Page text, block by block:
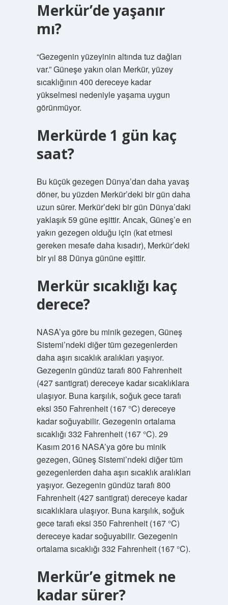
Merkür’de yaşanır
mı?
“Gezegenin yüzeyinin altında tuz dağları
var.” Güneşe yakın olan Merkür, yüzey
sıcaklığının 400 dereceye kadar
yükselmesi nedeniyle yaşama uygun
görünmüyor.
Merkürde 1 gün kaç
saat?
Bu küçük gezegen Dünya’dan daha yavaş
döner, bu yüzden Merkür’deki bir gün daha
uzun sürer. Merkür’deki bir gün Dünya’daki
yaklaşık 59 güne eşittir. Ancak, Güneş’e en
yakın gezegen olduğu için (kat etmesi
gereken mesafe daha kısadır), Merkür’deki
bir yıl 88 Dünya gününe eşittir.
Merkür sıcaklığı kaç
derece?
NASA’ya göre bu minik gezegen, Güneş
Sistemi’ndeki diğer tüm gezegenlerden
daha aşırı sıcaklık aralıkları yaşıyor.
Gezegenin gündüz tarafı 800 Fahrenheit
(427 santigrat) dereceye kadar sıcaklıklara
ulaşıyor. Buna karşılık, soğuk gece tarafı
eksi 350 Fahrenheit (167 °C) dereceye
kadar soğuyabilir. Gezegenin ortalama
sıcaklığı 332 Fahrenheit (167 °C). 29
Kasım 2016 NASA’ya göre bu minik
gezegen, Güneş Sistemi’ndeki diğer tüm
gezegenlerden daha aşırı sıcaklık aralıkları
yaşıyor. Gezegenin gündüz tarafı 800
Fahrenheit (427 santigrat) dereceye kadar
sıcaklıklara ulaşıyor. Buna karşılık, soğuk
gece tarafı eksi 350 Fahrenheit (167 °C)
dereceye kadar soğuyabilir. Gezegenin
ortalama sıcaklığı 332 Fahrenheit (167 °C).
Merkür’e gitmek ne
kadar sürer?